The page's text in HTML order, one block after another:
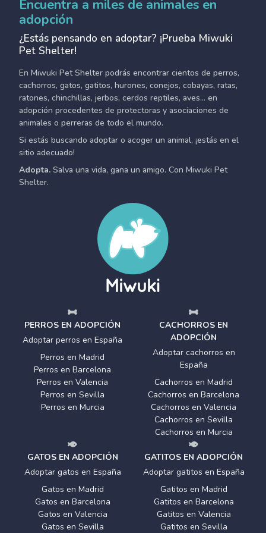
Encuentra a miles de animales en
adopción
¿Estás pensando en adoptar? ¡Prueba Miwuki
Pet Shelter!
En Miwuki Pet Shelter podrás encontrar cientos de perros,
cachorros, gatos, gatitos, hurones, conejos, cobayas, ratas,
ratones, chinchillas, jerbos, cerdos reptiles, aves... en
adopción procedentes de protectoras y asociaciones de
animales o perreras de todo el mundo.
Si estás buscando adoptar o acoger un animal, ¡estás en el
sitio adecuado!
Adopta. Salva una vida, gana un amigo. Con Miwuki Pet
Shelter.
PERROS EN ADOPCIÓN
Adoptar perros en España
Perros en Madrid
Perros en Barcelona
Perros en Valencia
Perros en Sevilla
Perros en Murcia
CACHORROS EN
ADOPCIÓN
Adoptar cachorros en
España
Cachorros en Madrid
Cachorros en Barcelona
Cachorros en Valencia
Cachorros en Sevilla
Cachorros en Murcia
GATOS EN ADOPCIÓN
Adoptar gatos en España
Gatos en Madrid
Gatos en Barcelona
Gatos en Valencia
Gatos en Sevilla
GATITOS EN ADOPCIÓN
Adoptar gatitos en España
Gatitos en Madrid
Gatitos en Barcelona
Gatitos en Valencia
Gatitos en Sevilla